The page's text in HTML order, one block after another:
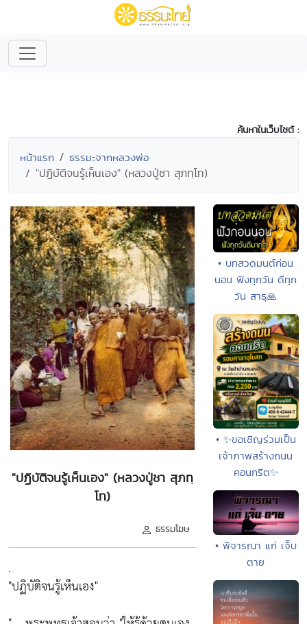
ค้นหาในเว็บไซต์ :
หน้าแรก ธรรมะจากหลวงพ่อ
"ปฏิบัติจนรู้เห็นเอง" (หลวงปู่ชา สุภทฺโท)
"ปฏิบัติจนรู้เห็นเอง" (หลวงปู่ชา สุภทฺ
โท)
ธรรมโฆษ
.
"ปฏิบัติจนรู้เห็นเอง"
• บทสวดมนต์ก่อน
นอน ฟังทุกวัน ดีทุก
วัน สาธุ🙏
• ✨ขอเชิญร่วมเป็น
เจ้าภาพสร้างถนน
คอนกรีต✨
• พิจารณา แก่ เจ็บ
ตาย